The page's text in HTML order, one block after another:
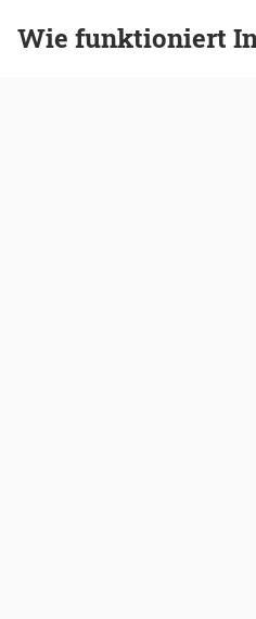
Wie funktioniert